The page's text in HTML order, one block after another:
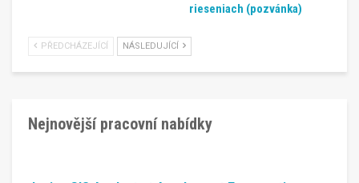
rieseniach (pozvánka)
PŘEDCHÁZEJÍCÍ NÁSLEDUJÍCÍ
Nejnovější pracovní nabídky